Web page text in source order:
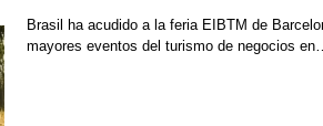
Brasil ha acudido a la feria EIBTM de
mayores eventos del turismo de negocios